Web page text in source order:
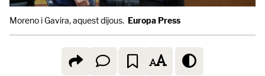
Moreno i Gavira, aquest dijous. Europa Press